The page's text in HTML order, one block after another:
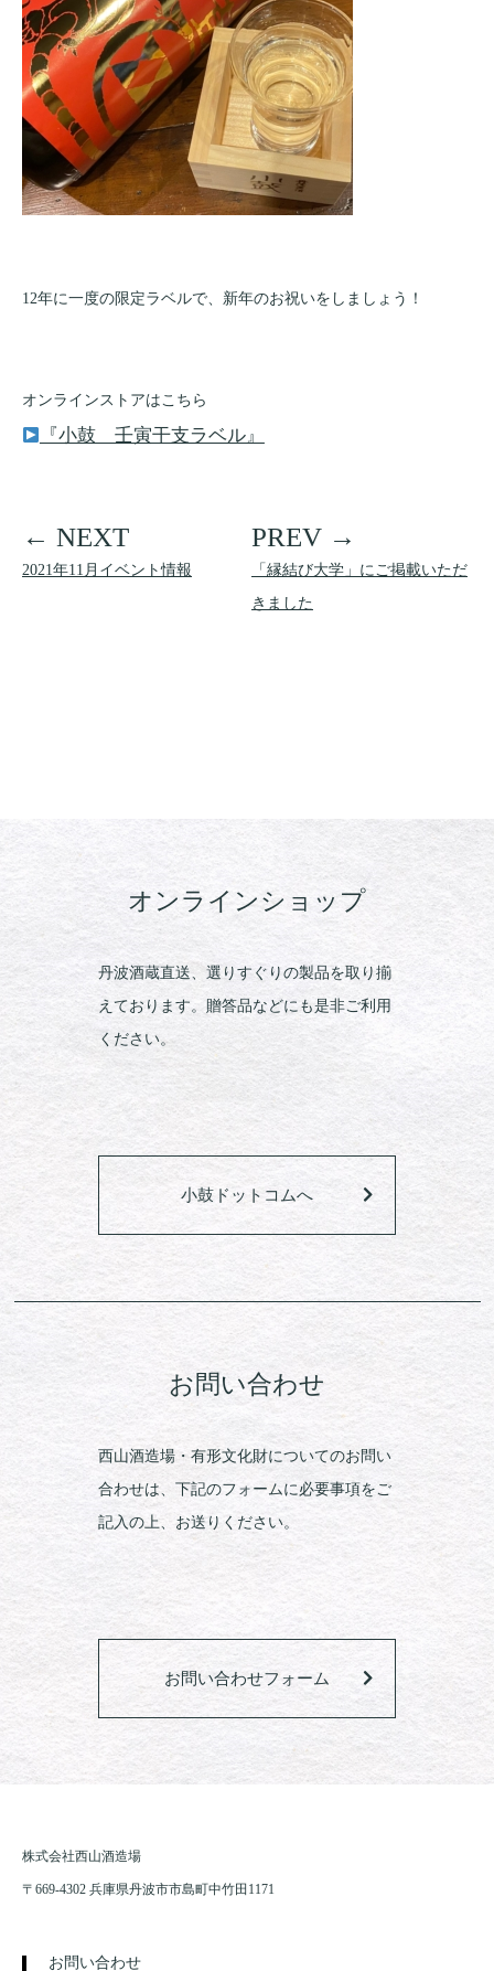
12年に一度の限定ラベルで、新年のお祝いをしましょう！
オンラインストアはこちら
『小鼓 壬寅干支ラベル』
2021年11月イベント情報
「縁結び大学」にご掲載いただ
きました
オンラインショップ
丹波酒蔵直送、選りすぐりの製品を取り揃
えております。贈答品などにも是非ご利用
ください。
小鼓ドットコムへ
お問い合わせ
西山酒造場・有形文化財についてのお問い
合わせは、下記のフォームに必要事項をご
記入の上、お送りください。
お問い合わせフォーム
株式会社西山酒造場
〒669-4302 兵庫県丹波市市島町中竹田1171
お問い合わせ